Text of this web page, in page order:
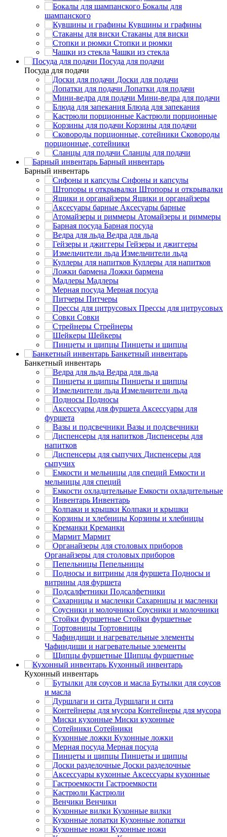
Бокалы для
шампанского
Кувшины и графины
Стаканы для виски
Стопки и рюмки
Чашки из стекла
Посуда для подачи
Посуда для подачи
Доски для подачи
Лопатки для подачи
Мини-ведра для подачи
Блюда для запекания
Кастрюли порционные
Корзины для подачи
Сковороды
порционные, сотейники
Сланцы для подачи
Барный инвентарь
Барный инвентарь
Сифоны и капсулы
Штопоры и открывалки
Ящики и органайзеры
Аксесуары барные
Атомайзеры и риммеры
Барная посуда
Ведра для льда
Гейзеры и джиггеры
Измельчители льда
Куллеры для напитков
Ложки бармена
Мадлеры
Мерная посуда
Питчеры
Прессы для цитрусовых
Совки
Стрейнеры
Шейкеры
Пинцеты и щипцы
Банкетный инвентарь
Банкетный инвентарь
Ведра для льда
Пинцеты и щипцы
Измельчители льда
Подносы
Аксессуары для
фуршета
Вазы и подсвечники
Диспенсеры для
напитков
Диспенсеры для
сыпучих
Емкости и
мельницы для специй
Емкости охладительные
Инвентарь
Колпаки и крышки
Корзины и хлебницы
Креманки
Мармит
Органайзеры для столовых приборов
Пепельницы
Подносы и
витрины для фуршета
Подсалфетники
Сахарницы и масленки
Соусники и молочники
Стойки фуршетные
Тортовницы
Чафиндиши и нагревательные элементы
Щипцы фуршетные
Кухонный инвентарь
Кухонный инвентарь
Бутылки для соусов
и масла
Дуршлаги и сита
Контейнеры для мусора
Миски кухонные
Сотейники
Кухонные ложки
Мерная посуда
Пинцеты и щипцы
Доски разделочные
Аксессуары кухонные
Гастроемкости
Кастрюли
Венчики
Кухонные вилки
Кухонные лопатки
Кухонные ножи